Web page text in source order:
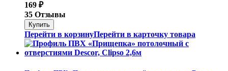
169 ₽
35 Отзывы
Перейти в корзинуПерейти в карточку товара